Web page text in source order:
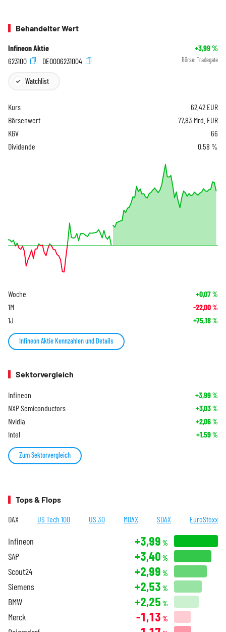
Behandelter Wert
Infineon Aktie +3,99%
623100
DE0006231004 Börse: Tradegate
Watchlist
Kurs 62,42 EUR
Börsenwert
77,83 Mrd. EUR
KGV
66
Dividende
0,58 %
Woche +0,07%
1M -22,00%
1J +75,18%
Infineon Aktie Kennzahlen und Details
Sektorvergleich
Infineon +3,99%
NXP Semiconductors +3,03%
Nvidia +2,06%
Intel +1,59%
Zum Sektorvergleich
Tops & Flops
DAX US Tech 100 US 30 MDAX SDAX EuroStoxx
Infineon +3,99 %
SAP +3,40 %
Scout24 +2,99 %
Siemens +2,53 %
BMW +2,25 %
Merck -1,13 %